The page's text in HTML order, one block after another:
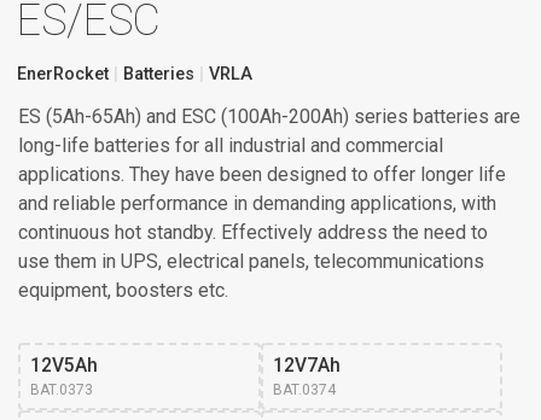
ES/ESC
EnerRocket Batteries VRLA
ES (5Ah-65Ah) and ESC (100Ah-200Ah) series batteries are
long-life batteries for all industrial and commercial
applications. They have been designed to offer longer life
and reliable performance in demanding applications, with
continuous hot standby. Effectively address the need to
use them in UPS, electrical panels, telecommunications
equipment, boosters etc.
12V5Ah
BAT.0373
12V7Ah
BAT.0374